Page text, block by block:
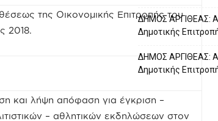
της Οικονομικής Επιτροπής του
2018.
και λήψη απόφαση για έγκριση –
– αθλητικών εκδηλώσεων στον
ΔΗΜΟΣ ΑΡΓΙΘΕΑΣ:
Δημοτικής
ΔΗΜΟΣ ΑΡΓΙΘΕΑΣ:
Δημοτικής